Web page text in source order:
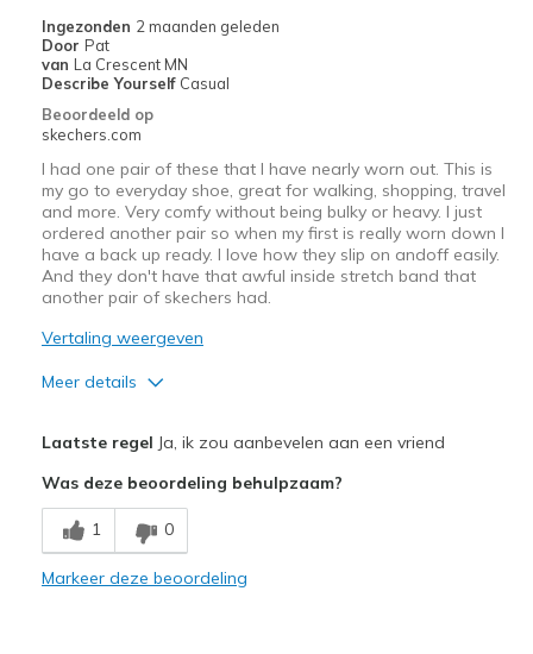
Beste toepassingen
Casual Wear
Sizing
View On Shoes
Ingezonden 2 maanden geleden
Door Pat
van La Crescent MN
Describe Yourself Casual
Beoordeeld op
skechers.com
I had one pair of these that I have nearly worn out. This is
my go to everyday shoe, great for walking, shopping, travel
and more. Very comfy without being bulky or heavy. I just
ordered another pair so when my first is really worn down I
have a back up ready. I love how they slip on andoff easily.
And they don't have that awful inside stretch band that
another pair of skechers had.
Vertaling weergeven
Meer details
Breathe Well
Comfortable
Laatste regel Ja, ik zou aanbevelen aan een vriend
Was deze beoordeling behulpzaam?
1 0
Markeer deze beoordeling